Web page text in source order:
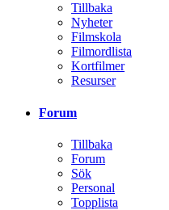
Tillbaka
Nyheter
Filmskola
Filmordlista
Kortfilmer
Resurser
Forum
Tillbaka
Forum
Sök
Personal
Topplista